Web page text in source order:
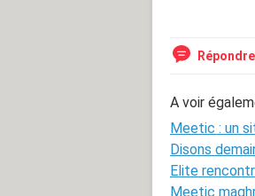
Répondre
A voir
Meetic : un
Disons
Elite
Meetic